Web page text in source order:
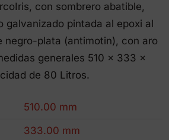
con sombrero abatible,
galvanizado pintada al epoxi al
negro-plata (antimotin), con aro
generales 510 x 333 x
de 80 Litros.
510.00 mm
333.00 mm